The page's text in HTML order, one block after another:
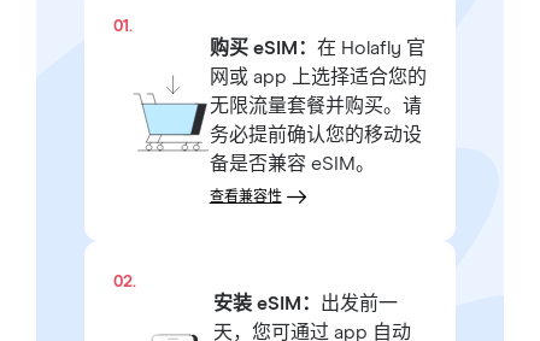
01.
购买 eSIM： 在 Holafly 官
网或 app 上选择适合您的
无限流量套餐并购买。请
务必提前确认您的移动设
备是否兼容 eSIM。
查看兼容性
02.
安装 eSIM： 出发前一
天，您可通过 app 自动